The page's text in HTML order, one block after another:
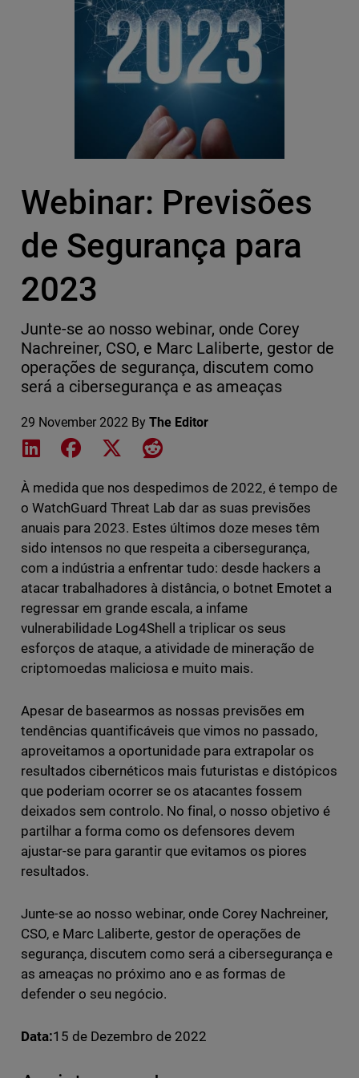
Webinar: Previsões
de Segurança para
2023
Junte-se ao nosso webinar, onde Corey
Nachreiner, CSO, e Marc Laliberte, gestor de
operações de segurança, discutem como
será a cibersegurança e as ameaças
29 November 2022 By The Editor
Share on LinkedIn
Share on Facebook
Share on XShare on Reddit
À medida que nos despedimos de 2022, é tempo de
o WatchGuard Threat Lab dar as suas previsões
anuais para 2023. Estes últimos doze meses têm
sido intensos no que respeita a cibersegurança,
com a indústria a enfrentar tudo: desde hackers a
atacar trabalhadores à distância, o botnet Emotet a
regressar em grande escala, a infame
vulnerabilidade Log4Shell a triplicar os seus
esforços de ataque, a atividade de mineração de
criptomoedas maliciosa e muito mais.
Apesar de basearmos as nossas previsões em
tendências quantificáveis que vimos no passado,
aproveitamos a oportunidade para extrapolar os
resultados cibernéticos mais futuristas e distópicos
que poderiam ocorrer se os atacantes fossem
deixados sem controlo. No final, o nosso objetivo é
partilhar a forma como os defensores devem
ajustar-se para garantir que evitamos os piores
resultados.
Junte-se ao nosso webinar, onde Corey Nachreiner,
CSO, e Marc Laliberte, gestor de operações de
segurança, discutem como será a cibersegurança e
as ameaças no próximo ano e as formas de
defender o seu negócio.
Data:15 de Dezembro de 2022